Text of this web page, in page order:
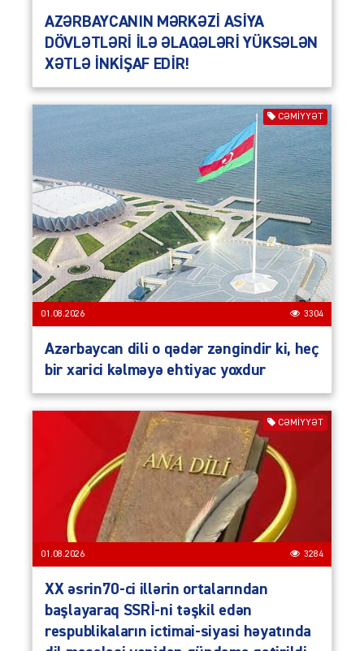
AZƏRBAYCANIN MƏRKƏZİ ASİYA
DÖVLƏTLƏRİ İLƏ ƏLAQƏLƏRİ YÜKSƏLƏN
XƏTLƏ İNKİŞAF EDİR!
CƏMIYYƏT
01.08.2026 3304
Azərbaycan dili o qədər zəngindir ki, heç
bir xarici kəlməyə ehtiyac yoxdur
CƏMIYYƏT
01.08.2026 3284
XX əsrin70-ci illərin ortalarından
başlayaraq SSRİ-ni təşkil edən
respublikaların ictimai-siyasi həyatında